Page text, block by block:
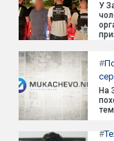
У
#
На
#